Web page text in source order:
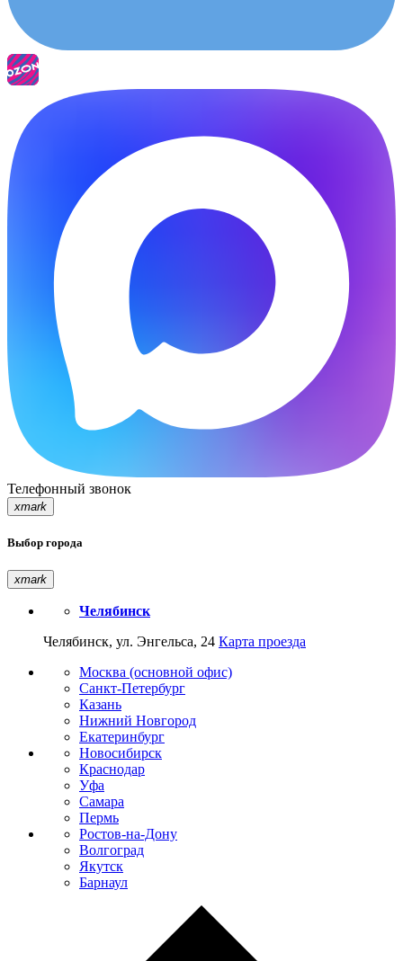
Телефонный звонок
xmark
Выбор города
xmark
Челябинск
Челябинск, ул. Энгельса, 24 Карта проезда
Москва (основной офис)
Санкт-Петербург
Казань
Нижний Новгород
Екатеринбург
Новосибирск
Краснодар
Уфа
Самара
Пермь
Ростов-на-Дону
Волгоград
Якутск
Барнаул